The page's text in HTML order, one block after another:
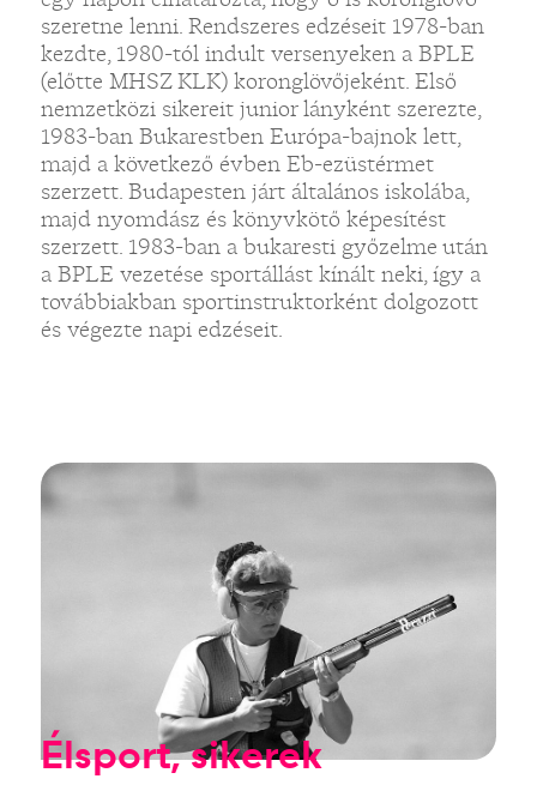
szeretne lenni. Rendszeres edzéseit 1978-ban
kezdte, 1980-tól indult versenyeken a BPLE
(előtte MHSZ KLK) koronglövőjeként. Első
nemzetközi sikereit junior lányként szerezte,
1983-ban Bukarestben Európa-bajnok lett,
majd a következő évben Eb-ezüstérmet
szerzett. Budapesten járt általános iskolába,
majd nyomdász és könyvkötő képesítést
szerzett. 1983-ban a bukaresti győzelme után
a BPLE vezetése sportállást kínált neki, így a
továbbiakban sportinstruktorként dolgozott
és végezte napi edzéseit.
Élsport, sikerek